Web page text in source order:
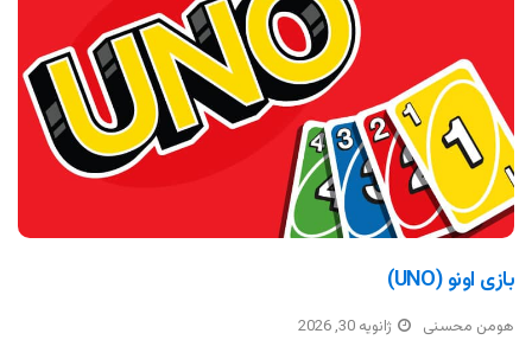
بازی اونو (UNO)
هومن محسنی ژانویه 30, 2026